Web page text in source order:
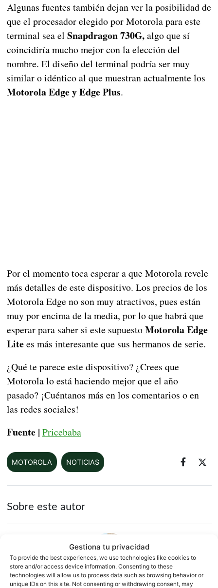
Gestiona tu privacidad
To provide the best experiences, we use technologies like cookies to
store and/or access device information. Consenting to these
technologies will allow us to process data such as browsing behavior or
unique IDs on this site. Not consenting or withdrawing consent, may
Algunas fuentes también dejan ver la posibilidad de
que el procesador elegido por Motorola para este
terminal sea el Snapdragon 730G,algo que sí
coincidiría mucho mejor con la elección del
nombre. El diseño del terminal podría ser muy
similar o idéntico al que muestran actualmente los
Motorola Edge y Edge Plus.
Por el momento toca esperar a que Motorola revele
más detalles de este dispositivo. Los precios de los
Motorola Edge no son muy atractivos, pues están
muy por encima de la media, por lo que habrá que
esperar para saber si este supuestoMotorola Edge
Litees más interesante que sus hermanos de serie.
¿Qué te parece este dispositivo? ¿Crees que
Motorola lo está haciendo mejor que el año
pasado? ¡Cuéntanos más en los comentarios o en
las redes sociales!
Fuente | Pricebaba
MOTOROLA NOTICIAS
Sobre este autor